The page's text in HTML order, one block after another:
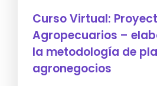
Curso Virtual:
Agropecuarios –
la metodología de
agronegocios